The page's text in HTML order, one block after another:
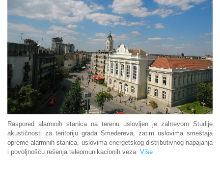
Raspored alarmnih stanica na terenu uslovljen je zahtevom Studije
akustičnosti za teritoriju grada Smedereva, zatim uslovima smeštaja
opreme alarmnih stanica, uslovima energetskog distributivnog napajanja
i povoljnošču rešenja teleomunikacionih veza. Više